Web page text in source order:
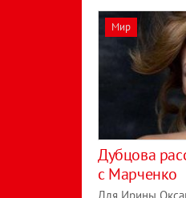
Мир
Дубцова
с Марченко